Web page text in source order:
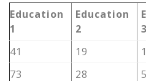
Education
1
Education
2
3
41
19
73
28